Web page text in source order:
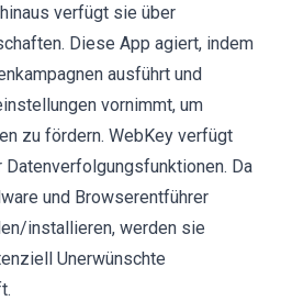
verfügt sie über
Diese App agiert, indem
ausführt und
vornimmt, um
zu fördern. WebKey verfügt
Datenverfolgungsfunktionen. Da
und Browserentführer
installieren, werden sie
Unerwünschte